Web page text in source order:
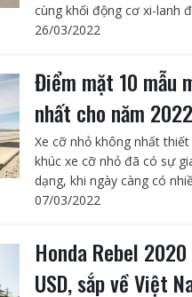
cùng khối động cơ xi-lanh
26/03/2022
Điểm mặt 10 mẫu
nhất cho năm 2022
Xe cỡ nhỏ không nhất
khúc xe cỡ nhỏ đã có sự
dạng, khi ngày càng có
07/03/2022
Honda Rebel
USD, sắp về Việt